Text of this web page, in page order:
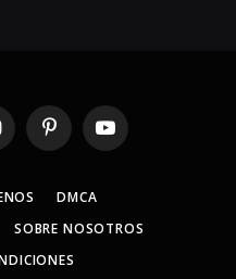
PinterestYouTube
DMCA
SOBRE NOSOTROS